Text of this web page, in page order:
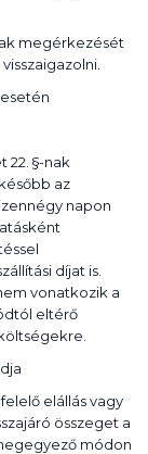
megérkezését
22. §-nak
az
napon
díjat is.
vonatkozik a
eltérő
elállás vagy
összeget a
módon